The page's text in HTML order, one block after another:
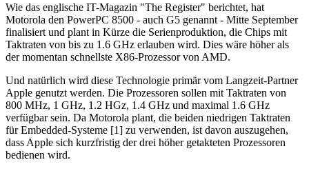
Wie das englische IT-Magazin "The Register" berichtet, hat
Motorola den PowerPC 8500 - auch G5 genannt - Mitte September
finalisiert und plant in Kürze die Serienproduktion, die Chips mit
Taktraten von bis zu 1.6 GHz erlauben wird. Dies wäre höher als
der momentan schnellste X86-Prozessor von AMD.
Und natürlich wird diese Technologie primär vom Langzeit-Partner
Apple genutzt werden. Die Prozessoren sollen mit Taktraten von
800 MHz, 1 GHz, 1.2 HGz, 1.4 GHz und maximal 1.6 GHz
verfügbar sein. Da Motorola plant, die beiden niedrigen Taktraten
für Embedded-Systeme [1] zu verwenden, ist davon auszugehen,
dass Apple sich kurzfristig der drei höher getakteten Prozessoren
bedienen wird.